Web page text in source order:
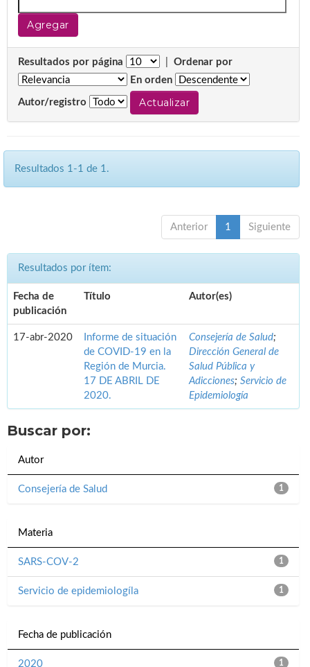
Resultados por página
Ordenar por
En orden
Autor/registro
Resultados 1-1 de 1.
Anterior 1 Siguiente
Resultados por ítem:
Fecha de
publicación
Título Autor(es)
17-abr-2020
Informe de situación
de COVID-19 en la
Región de Murcia.
17 DE ABRIL DE
2020.
Consejería de Salud;
Dirección General de
Salud Pública y
Adicciones; Servicio de
Epidemiología
Buscar por:
Autor
1
Consejería de Salud
Materia
1
SARS-COV-2
1
Servicio de epidemiologíla
Fecha de publicación
1
2020